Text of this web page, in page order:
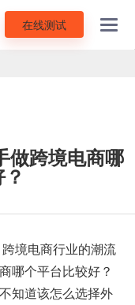
在线测试
做跨境电商哪
境电商行业的潮流
哪个平台比较好？
知道该怎么选择外